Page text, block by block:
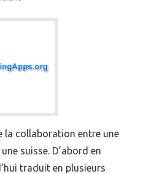
la collaboration entre une
suisse. D’abord en
traduit en plusieurs